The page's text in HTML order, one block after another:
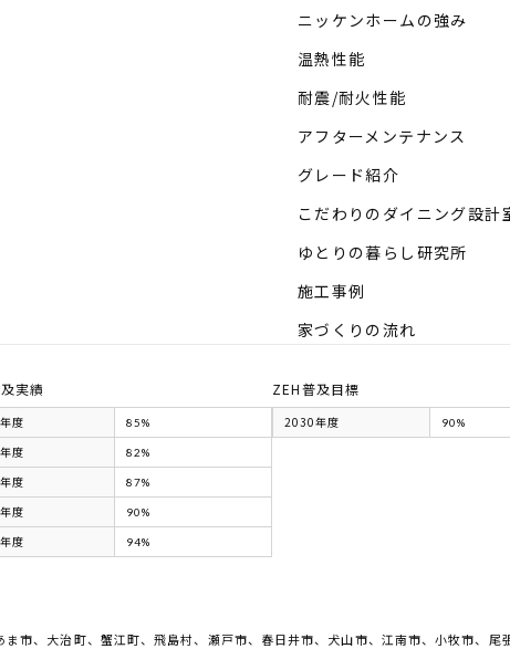
ニッケンホームの強み
温熱性能
耐震/耐火性能
アフターメンテナンス
グレード紹介
こだわりのダイニング設計
ゆとりの暮らし研究所
施工事例
家づくりの流れ
実績
度 85%
度 82%
度 87%
度 90%
度 94%
ZEH普及目標
2030年度 90%
市、大治町、蟹江町、飛島村、瀬戸市、春日井市、犬山市、江南市、小牧市、尾